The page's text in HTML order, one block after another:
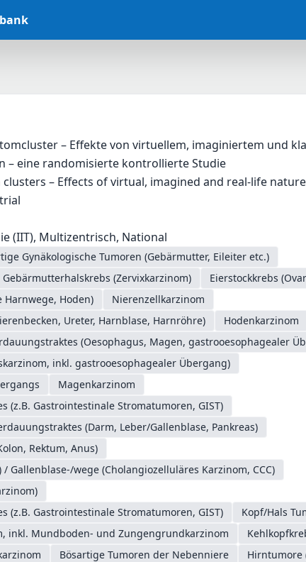
– Effekte von virtuellem, imaginiertem und
– eine randomisierte kontrollierte Studie
– Effects of virtual, imagined and real-life
(IIT), Multizentrisch, National
Gynäkologische Tumoren (Gebärmutter, Eileiter etc.)
Gebärmutterhalskrebs (Zervixkarzinom) Eierstockkrebs
Hoden)
Nierenzellkarzinom
Ureter, Harnblase, Harnröhre)
Hodenkarzinom
(Oesophagus, Magen, gastrooesophagealer
inkl. gastrooesophagealer Übergang)
Magenkarzinom
(z.B. Gastrointestinale Stromatumoren, GIST)
(Darm, Leber/Gallenblase, Pankreas)
Rektum, Anus)
Gallenblase-/wege (Cholangiozelluläres Karzinom, CCC)
(z.B. Gastrointestinale Stromatumoren, GIST)
Kopf/Hals
inkl. Mundboden- und Zungengrundkarzinom
Bösartige Tumoren der Nebenniere
Hirntumore